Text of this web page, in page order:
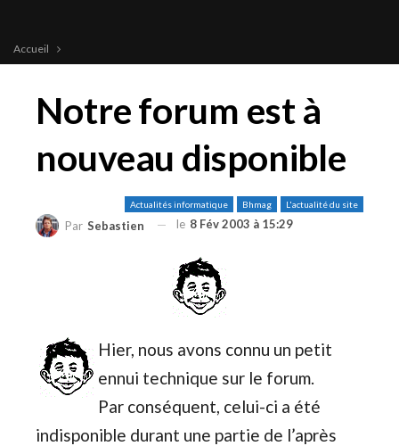
Accueil
Notre forum est à
nouveau disponible
Actualités informatique Bhmag L'actualité du site
Par Sebastien le 8 Fév 2003 à 15:29
Hier, nous avons connu un petit
ennui technique sur le forum.
Par conséquent, celui-ci a été
indisponible durant une partie de l’après